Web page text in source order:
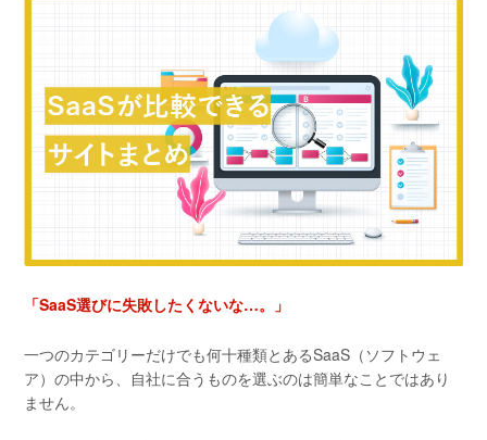
「SaaS選びに失敗したくないな…。」
一つのカテゴリーだけでも何十種類とあるSaaS（ソフトウェ
ア）の中から、自社に合うものを選ぶのは簡単なことではあり
ません。